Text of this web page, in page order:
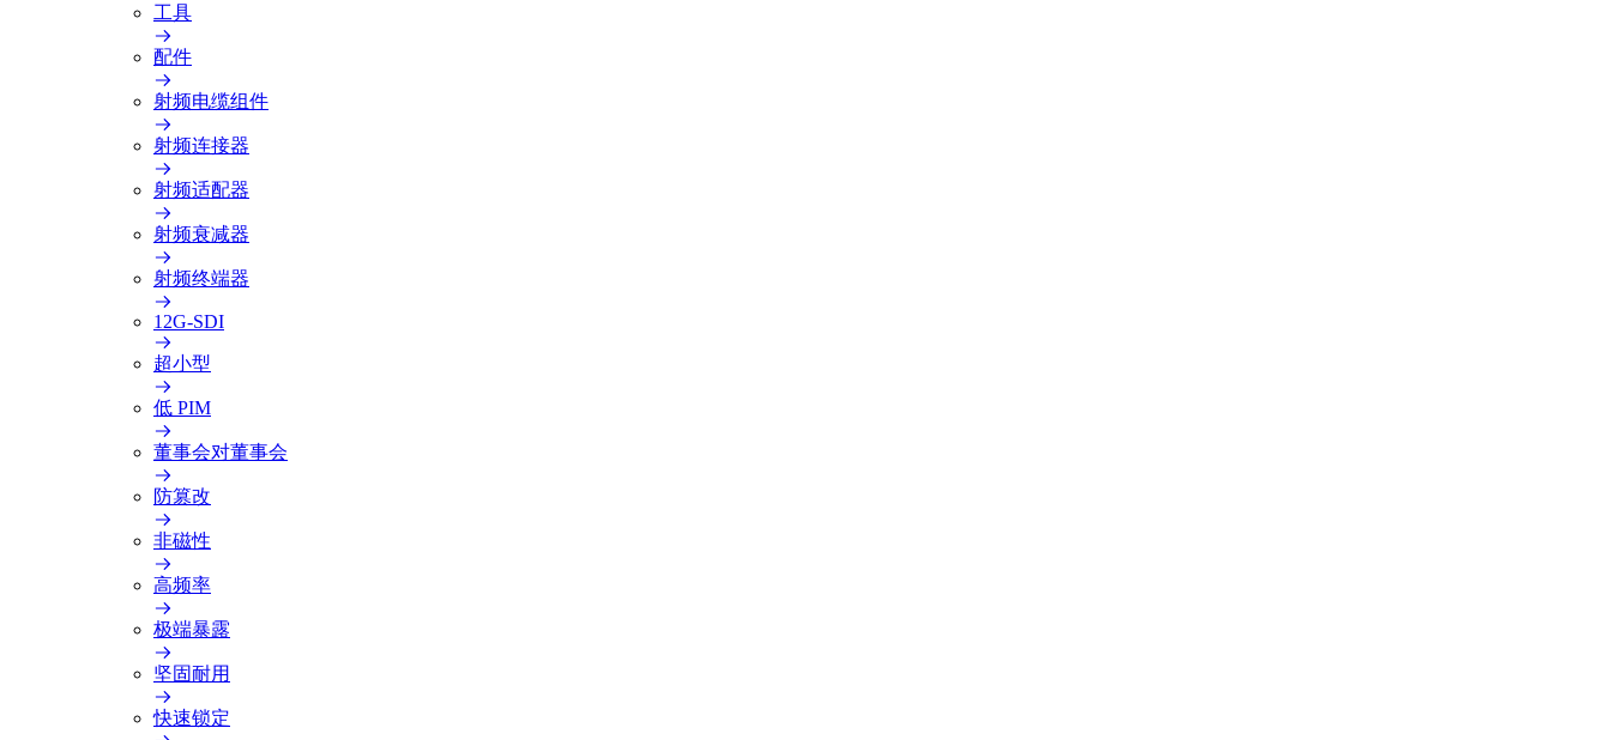
工具
配件
射频电缆组件
射频连接器
射频适配器
射频衰减器
射频终端器
12G-SDI
超小型
低 PIM
董事会对董事会
防篡改
非磁性
高频率
极端暴露
坚固耐用
快速锁定